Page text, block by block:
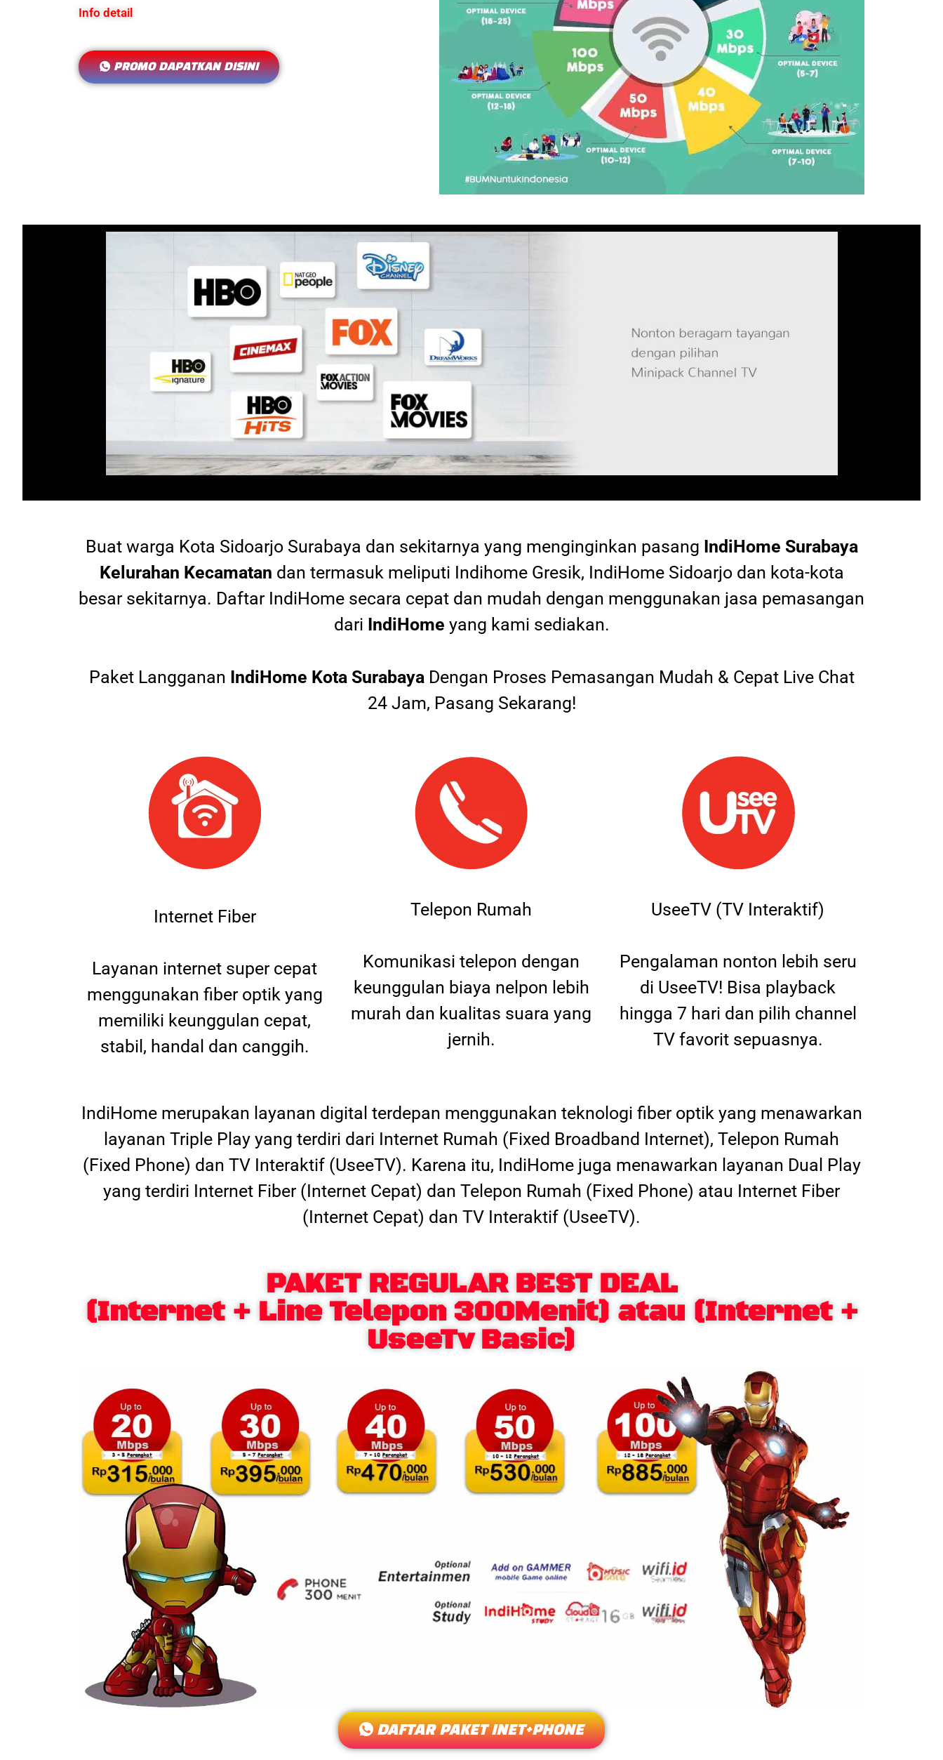
Info detail
PROMO DAPATKAN DISINI
Buat warga Kota Sidoarjo Surabaya dan sekitarnya yang menginginkan pasang IndiHome Surabaya
Kelurahan Kecamatan dan termasuk meliputi Indihome Gresik, IndiHome Sidoarjo dan kota-kota
besar sekitarnya. Daftar IndiHome secara cepat dan mudah dengan menggunakan jasa pemasangan
dari IndiHome yang kami sediakan.
Paket Langganan IndiHome Kota SurabayaDengan Proses Pemasangan Mudah & Cepat Live Chat
24 Jam, Pasang Sekarang!
Internet Fiber
Layanan internet super cepat
menggunakan fiber optik yang
memiliki keunggulan cepat,
stabil, handal dan canggih.
Telepon Rumah
Komunikasi telepon dengan
keunggulan biaya nelpon lebih
murah dan kualitas suara yang
jernih.
UseeTV (TV Interaktif)
Pengalaman nonton lebih seru
di UseeTV! Bisa playback
hingga 7 hari dan pilih channel
TV favorit sepuasnya.
IndiHome merupakan layanan digital terdepan menggunakan teknologi fiber optik yang menawarkan
layanan Triple Play yang terdiri dari Internet Rumah (Fixed Broadband Internet), Telepon Rumah
(Fixed Phone) dan TV Interaktif (UseeTV). Karena itu, IndiHome juga menawarkan layanan Dual Play
yang terdiri Internet Fiber (Internet Cepat) dan Telepon Rumah (Fixed Phone) atau Internet Fiber
(Internet Cepat) dan TV Interaktif (UseeTV).
PAKET REGULAR BEST DEAL
(Internet + Line Telepon 300Menit) atau (Internet +
UseeTv Basic)
DAFTAR PAKET INET+PHONE